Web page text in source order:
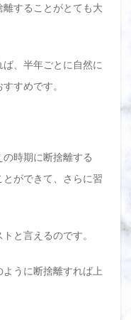
することがとても大
、半年ごとに自然に
すめです。
時期に断捨離する
ができて、さらに習
と言えるのです。
うに断捨離すれば上